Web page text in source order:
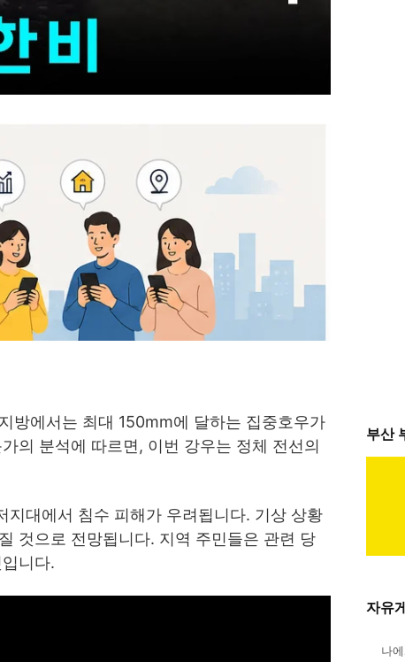
방에서는 최대 150mm에 달하는 집중호우가
의 분석에 따르면, 이번 강우는 정체 전선의
대에서 침수 피해가 우려됩니다. 기상 상황
것으로 전망됩니다. 지역 주민들은 관련 당
니다.
부산
자유
나